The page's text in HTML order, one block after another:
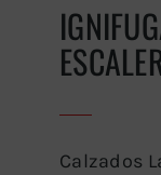
Calzados